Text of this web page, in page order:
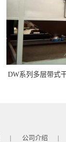
DW系列多层带式
| 公司介绍 |